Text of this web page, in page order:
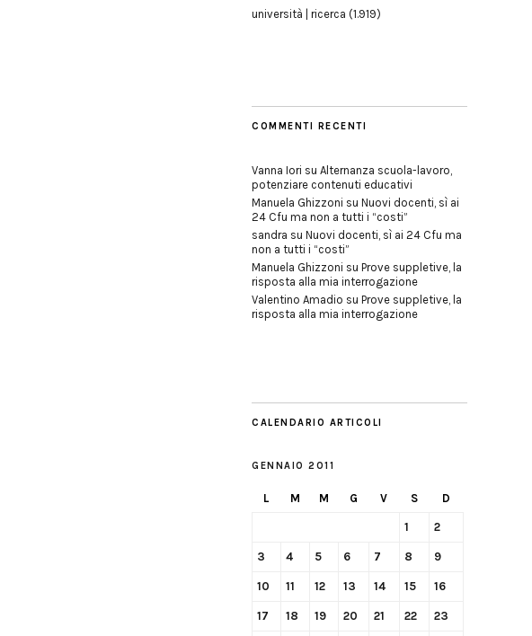
università | ricerca (1.919)
COMMENTI RECENTI
Vanna Iori su Alternanza scuola-lavoro,
potenziare contenuti educativi
Manuela Ghizzoni su Nuovi docenti, sì ai
24 Cfu ma non a tutti i “costi”
sandra su Nuovi docenti, sì ai 24 Cfu ma
non a tutti i “costi”
Manuela Ghizzoni su Prove suppletive, la
risposta alla mia interrogazione
Valentino Amadio su Prove suppletive, la
risposta alla mia interrogazione
CALENDARIO ARTICOLI
GENNAIO 2011
L M M G V S D
1 2
3 4 5 6 7 8 9
10 11 12 13 14 15 16
17 18 19 20 21 22 23